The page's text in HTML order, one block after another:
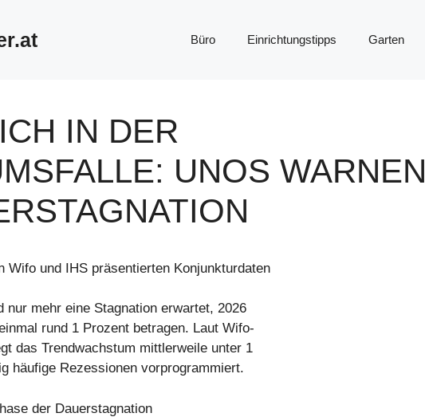
Büro Einrichtungstipps Garten
IN DER
UNOS WARNEN
Wifo und IHS präsentierten Konjunkturdaten
nur mehr eine Stagnation erwartet, 2026
rund 1 Prozent betragen. Laut Wifo-
das Trendwachstum mittlerweile unter 1
häufige Rezessionen vorprogrammiert.
der Dauerstagnation